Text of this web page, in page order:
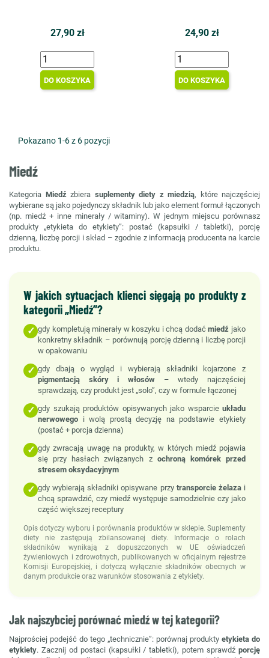
27,90 zł
DO KOSZYKA
24,90 zł
DO KOSZYKA
Pokazano 1-6 z 6 pozycji
Miedź
Kategoria Miedźzbiera suplementy diety z miedzią, które najczęściej
wybierane są jako pojedynczy składnik lub jako element formuł łączonych
(np. miedź + inne minerały / witaminy). W jednym miejscu porównasz
produkty „etykieta do etykiety”: postać (kapsułki / tabletki), porcję
dzienną, liczbę porcji i skład – zgodnie z informacją producenta na karcie
produktu.
W jakich sytuacjach klienci sięgają po produkty z
kategorii „Miedź”?
✓ gdy kompletują minerały w koszyku i chcą dodaćmiedź jako
konkretny składnik – porównują porcję dzienną i liczbę porcji
w opakowaniu
✓ gdy dbają o wygląd i wybierają składniki kojarzone z
pigmentacją skóry i włosów – wtedy najczęściej
sprawdzają, czy produkt jest „solo”, czy w formule łączonej
✓ gdy szukają produktów opisywanych jako wsparcie układu
nerwowego i wolą prostą decyzję na podstawie etykiety
(postać + porcja dzienna)
✓ gdy zwracają uwagę na produkty, w których miedź pojawia
się przy hasłach związanych z ochroną komórek przed
stresem oksydacyjnym
✓ gdy wybierają składniki opisywane przy transporcie żelazai
chcą sprawdzić, czy miedź występuje samodzielnie czy jako
część większej receptury
Opis dotyczy wyboru i porównania produktów w sklepie. Suplementy
diety nie zastępują zbilansowanej diety. Informacje o rolach
składników wynikają z dopuszczonych w UE oświadczeń
żywieniowych i zdrowotnych, publikowanych w oficjalnym rejestrze
Komisji Europejskiej, i dotyczą wyłącznie składników obecnych w
danym produkcie oraz warunków stosowania z etykiety.
Jak najszybciej porównać miedź w tej kategorii?
Najprościej podejść do tego „technicznie”: porównaj produkty etykieta do
etykiety. Zacznij od postaci (kapsułki / tabletki), potem sprawdź porcję